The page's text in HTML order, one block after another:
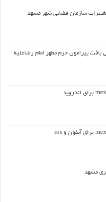
سازمان فضایی شهر مشهد
بافت پيرامون حرم مطهر امام رضاعليه
مشهد